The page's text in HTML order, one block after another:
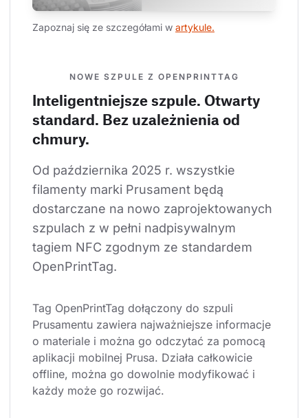
Zapoznaj się ze szczegółami w artykule.
NOWE SZPULE Z OPENPRINTTAG
Inteligentniejsze szpule. Otwarty
standard. Bez uzależnienia od
chmury.
Od października 2025 r. wszystkie
filamenty marki Prusament będą
dostarczane na nowo zaprojektowanych
szpulach z w pełni nadpisywalnym
tagiem NFC zgodnym ze standardem
OpenPrintTag.
Tag OpenPrintTag dołączony do szpuli
Prusamentu zawiera najważniejsze informacje
o materiale i można go odczytać za pomocą
aplikacji mobilnej Prusa. Działa całkowicie
offline, można go dowolnie modyfikować i
każdy może go rozwijać.